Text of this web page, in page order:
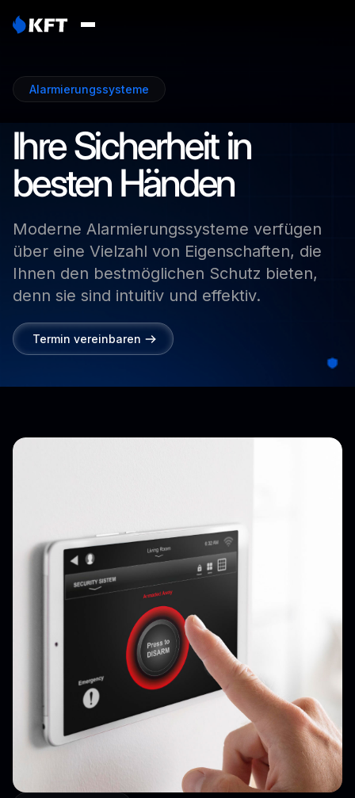
Alarmierungssysteme
IhreSicherheitin
besten Händen
Moderne Alarmierungssysteme verfügen
über eine Vielzahl von Eigenschaften, die
Ihnen den bestmöglichen Schutz bieten,
denn sie sind intuitiv und effektiv.
Termin vereinbaren